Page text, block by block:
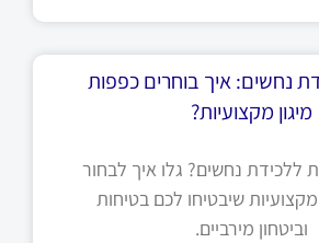
נחשים: איך בוחרים כפפות
מיגון מקצועיות?
ללכידת נחשים? גלו איך לבחור
שיבטיחו לכם בטיחות
וביטחון מירביים.